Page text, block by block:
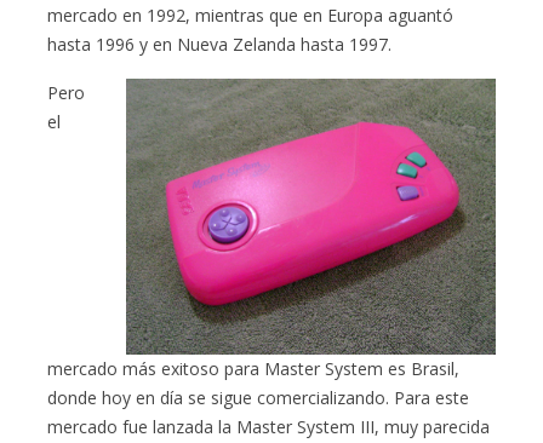
mercado en 1992, mientras que en Europa aguantó
hasta 1996 y en Nueva Zelanda hasta 1997.
Pero
el
mercado más exitoso para Master System es Brasil,
donde hoy en día se sigue comercializando. Para este
mercado fue lanzada la Master System III, muy parecida